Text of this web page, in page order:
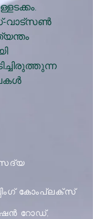
വാട്‌സണ്‍
കോംപ്ലക്സ്
റോഡ്,